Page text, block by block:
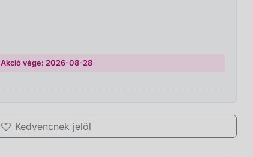
Akció vége: 2026-08-28
Kedvencnek jelöl